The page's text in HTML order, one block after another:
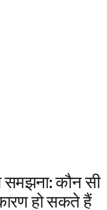
समझना: कौन सी
हो सकते हैं